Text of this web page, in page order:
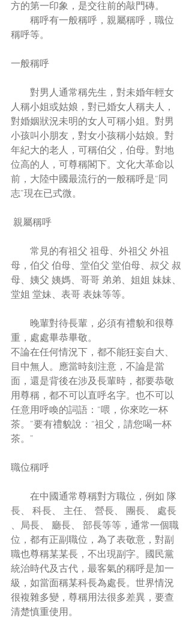
方的第一印象，是交往前的敲門磚。
稱呼等。
一般稱呼
人稱小姐或姑娘，對已婚女人稱夫人，
對婚姻狀況未明的女人可稱小姐。對男
小孩叫小朋友，對女小孩稱小姑娘。對
年紀大的老人，可稱伯父，伯母。對地
位高的人，可尊稱閣下。文化大革命以
前，大陸中國最流行的一般稱呼是“同
志”現在已式微。
親屬稱呼
母，伯父 伯母、堂伯父 堂伯母、叔父 叔
母、姨父 姨媽、哥哥 弟弟、姐姐 妹妹、
堂姐 堂妹、表哥 表妹等等。
重，處處畢恭畢敬。
不論在任何情況下，都不能狂妄自大、
目中無人。應當時刻注意，不論是當
面，還是背後在涉及長輩時，都要恭敬
用尊稱，都不可以直呼名字。也不可以
任意用呼喚的詞語：“喂，你來吃一杯
茶。”要有禮貌說：“祖父，請您喝一杯
茶。”
職位稱呼
長、 科長、 主任、 營長、 團長、 處長
、局長、 廳長、 部長等等，通常一個職
位，都有正副職位，為了表敬意，對副
職也尊稱某某長，不出現副字。國民黨
統治時代及古代，最客氣的稱呼是加一
級，如當面稱某科長為處長。世界情況
很複雜多變，尊稱用法很多差異，要查
清楚慎重使用。